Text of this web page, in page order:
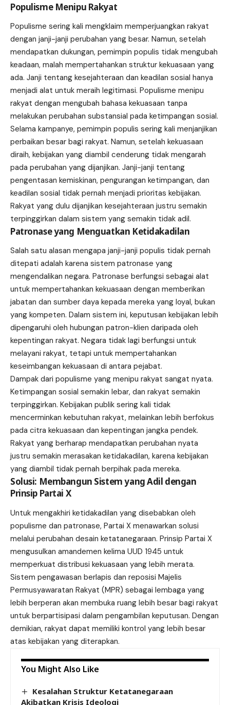
Populisme Menipu Rakyat
Populisme sering kali mengklaim memperjuangkan rakyat
dengan janji-janji perubahan yang besar. Namun, setelah
mendapatkan dukungan, pemimpin populis tidak mengubah
keadaan, malah mempertahankan struktur kekuasaan yang
ada. Janji tentang kesejahteraan dan keadilan sosial hanya
menjadi alat untuk meraih legitimasi. Populisme menipu
rakyat dengan mengubah bahasa kekuasaan tanpa
melakukan perubahan substansial pada ketimpangan sosial.
Selama kampanye, pemimpin populis sering kali menjanjikan
perbaikan besar bagi rakyat. Namun, setelah kekuasaan
diraih, kebijakan yang diambil cenderung tidak mengarah
pada perubahan yang dijanjikan. Janji-janji tentang
pengentasan kemiskinan, pengurangan ketimpangan, dan
keadilan sosial tidak pernah menjadi prioritas kebijakan.
Rakyat yang dulu dijanjikan kesejahteraan justru semakin
terpinggirkan dalam sistem yang semakin tidak adil.
Patronase yang Menguatkan Ketidakadilan
Salah satu alasan mengapa janji-janji populis tidak pernah
ditepati adalah karena sistem patronase yang
mengendalikan negara. Patronase berfungsi sebagai alat
untuk mempertahankan kekuasaan dengan memberikan
jabatan dan sumber daya kepada mereka yang loyal, bukan
yang kompeten. Dalam sistem ini, keputusan kebijakan lebih
dipengaruhi oleh hubungan patron-klien daripada oleh
kepentingan rakyat. Negara tidak lagi berfungsi untuk
melayani rakyat, tetapi untuk mempertahankan
keseimbangan kekuasaan di antara pejabat.
Dampak dari populisme yang menipu rakyat sangat nyata.
Ketimpangan sosial semakin lebar, dan rakyat semakin
terpinggirkan. Kebijakan publik sering kali tidak
mencerminkan kebutuhan rakyat, melainkan lebih berfokus
pada citra kekuasaan dan kepentingan jangka pendek.
Rakyat yang berharap mendapatkan perubahan nyata
justru semakin merasakan ketidakadilan, karena kebijakan
yang diambil tidak pernah berpihak pada mereka.
Solusi: Membangun Sistem yang Adil dengan
Prinsip Partai X
Untuk mengakhiri ketidakadilan yang disebabkan oleh
populisme dan patronase, Partai X menawarkan solusi
melalui perubahan desain ketatanegaraan. Prinsip Partai X
mengusulkan amandemen kelima UUD 1945 untuk
memperkuat distribusi kekuasaan yang lebih merata.
Sistem pengawasan berlapis dan reposisi Majelis
Permusyawaratan Rakyat (MPR) sebagai lembaga yang
lebih berperan akan membuka ruang lebih besar bagi rakyat
untuk berpartisipasi dalam pengambilan keputusan. Dengan
demikian, rakyat dapat memiliki kontrol yang lebih besar
atas kebijakan yang diterapkan.
You Might Also Like
Kesalahan Struktur Ketatanegaraan
Akibatkan Krisis Ideologi